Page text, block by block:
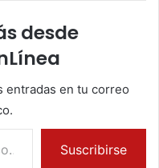
desde
entradas en tu correo
Suscribirse